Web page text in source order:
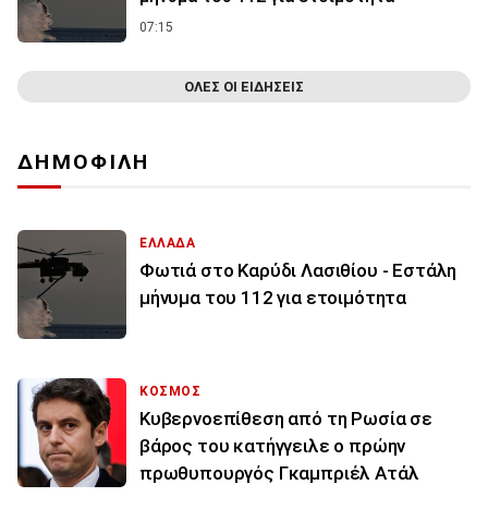
07:15
ΟΛΕΣ ΟΙ ΕΙΔΗΣΕΙΣ
ΔΗΜΟΦΙΛΗ
ΕΛΛΑΔΑ
Φωτιά στο Καρύδι Λασιθίου - Εστάλη
μήνυμα του 112 για ετοιμότητα
ΚΟΣΜΟΣ
Κυβερνοεπίθεση από τη Ρωσία σε
βάρος του κατήγγειλε ο πρώην
πρωθυπουργός Γκαμπριέλ Ατάλ